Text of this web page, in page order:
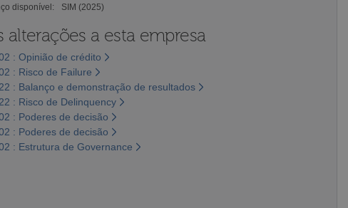
disponível:
SIM (2025)
alterações a esta empresa
: Opinião de crédito
: Risco de Failure
: Balanço e demonstração de resultados
: Risco de Delinquency
: Poderes de decisão
: Poderes de decisão
: Estrutura de Governance